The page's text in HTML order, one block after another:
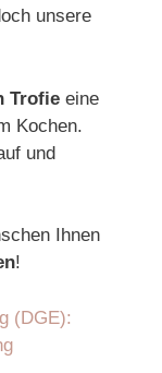
unsere
Trofie eine
Kochen.
und
Ihnen
!
(DGE):